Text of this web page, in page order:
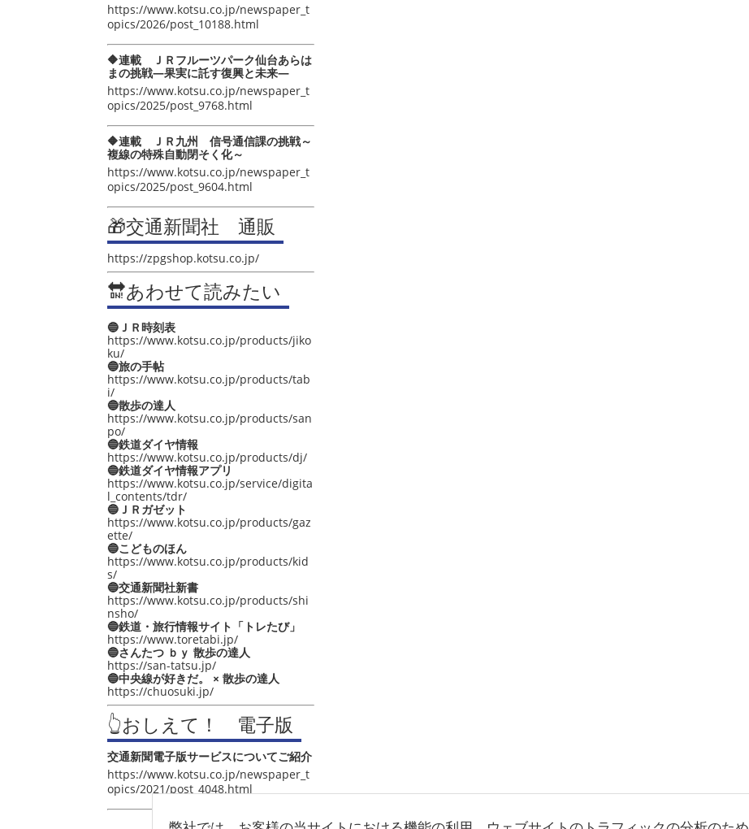
https://www.kotsu.co.jp/newspaper_t
opics/2026/post_10188.html
🔶連載 ＪＲフルーツパーク仙台あらは
まの挑戦―果実に託す復興と未来―
https://www.kotsu.co.jp/newspaper_t
opics/2025/post_9768.html
🔶連載 ＪＲ九州 信号通信課の挑戦～
複線の特殊自動閉そく化～
https://www.kotsu.co.jp/newspaper_t
opics/2025/post_9604.html
🎁交通新聞社 通販
https://zpgshop.kotsu.co.jp/
🔛あわせて読みたい
🔵ＪＲ時刻表
https://www.kotsu.co.jp/products/jiko
ku/
🔵旅の手帖
https://www.kotsu.co.jp/products/tab
i/
🔵散歩の達人
https://www.kotsu.co.jp/products/san
po/
🔵鉄道ダイヤ情報
https://www.kotsu.co.jp/products/dj/
🔵鉄道ダイヤ情報アプリ
https://www.kotsu.co.jp/service/digita
l_contents/tdr/
🔵ＪＲガゼット
https://www.kotsu.co.jp/products/gaz
ette/
🔵こどものほん
https://www.kotsu.co.jp/products/kid
s/
🔵交通新聞社新書
https://www.kotsu.co.jp/products/shi
nsho/
🔵鉄道・旅行情報サイト「トレたび」
https://www.toretabi.jp/
🔵さんたつ ｂｙ 散歩の達人
https://san-tatsu.jp/
🔵中央線が好きだ。 × 散歩の達人
https://chuosuki.jp/
👆おしえて！ 電子版
交通新聞電子版サービスについてご紹介
https://www.kotsu.co.jp/newspaper_t
opics/2021/post_4048.html